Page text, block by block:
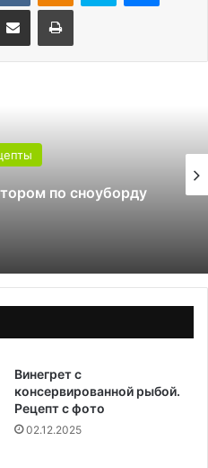
Поделиться через электронную почту Печатать
по сноуборду
Винегрет с
консервированной рыбой.
Рецепт с фото
02.12.2025